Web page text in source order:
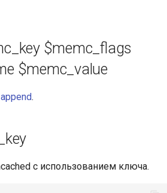
$memc_flags
$memc_value
.
с использованием ключа.